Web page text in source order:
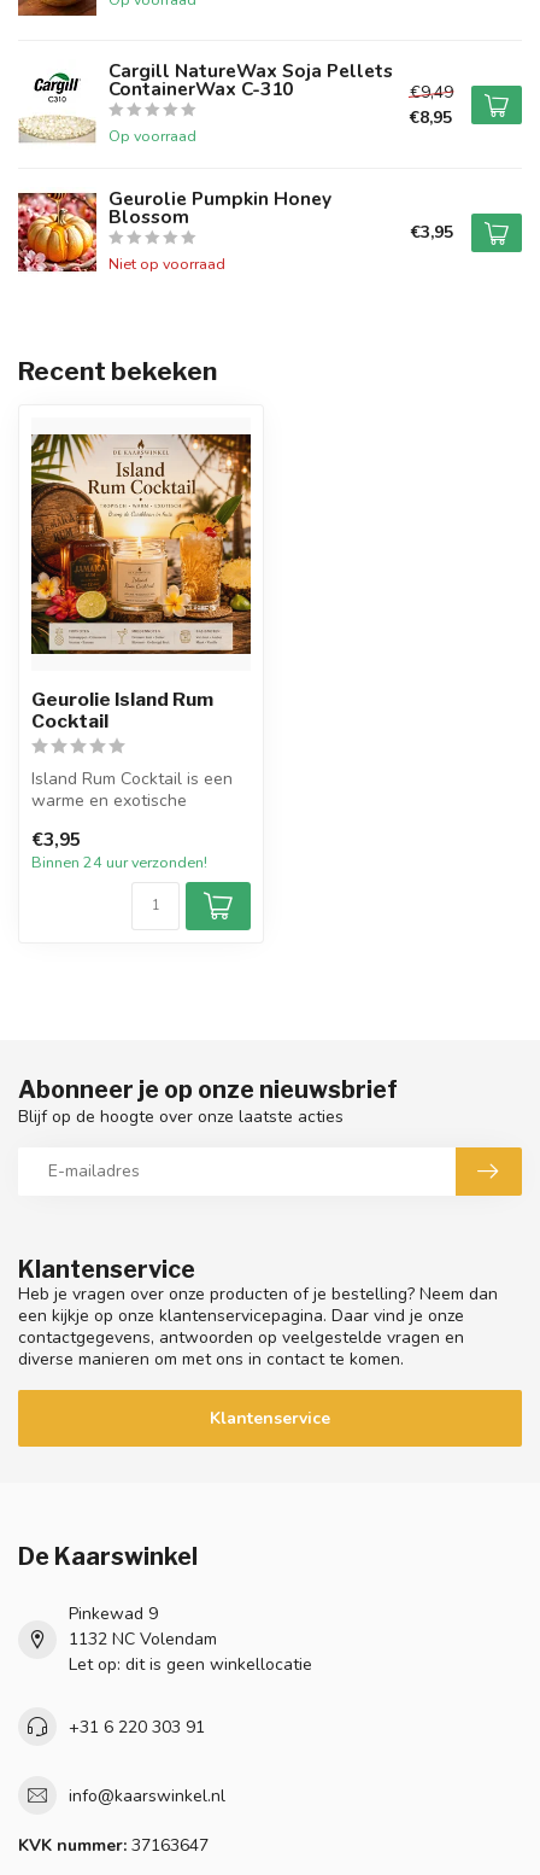
Cargill NatureWax Soja Pellets
ContainerWax C-310
Op voorraad
€9,49
€8,95
Geurolie Pumpkin Honey
Blossom
Niet op voorraad
€3,95
Recent bekeken
Geurolie Island Rum
Cocktail
Island Rum Cocktail is een
warme en exotische
fruit, do...
€3,95
Binnen 24 uur verzonden!
Klantenservice
Heb je vragen over onze producten of je bestelling? Neem dan
een kijkje op onze klantenservicepagina. Daar vind je onze
contactgegevens, antwoorden op veelgestelde vragen en
diverse manieren om met ons in contact te komen.
Klantenservice
Abonneer je op onze nieuwsbrief
Blijf op de hoogte over onze laatste acties
De Kaarswinkel
Pinkewad 9
1132 NC Volendam
Let op: dit is geen winkellocatie
+31 6 220 303 91
info@kaarswinkel.nl
KVK nummer: 37163647